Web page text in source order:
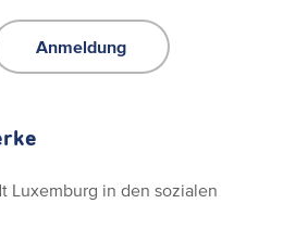
Anmeldung
Luxemburg in den sozialen